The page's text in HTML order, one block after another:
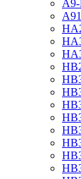
A9-